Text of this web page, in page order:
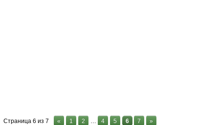
Страница 6 из 7 « 1 2 … 4 5 6 7 »